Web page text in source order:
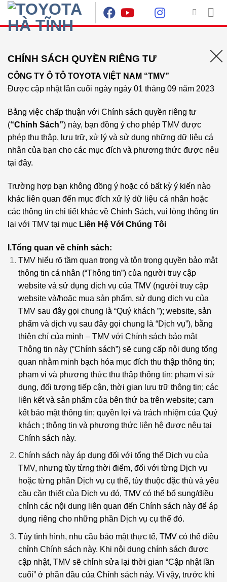
Skip
content
CHÍNH SÁCH QUYỀN RIÊNG TƯ
CÔNG TY Ô TÔ TOYOTA VIỆT NAM “TMV”
Được cập nhật lần cuối ngày ngày 01 tháng 09 năm 2023
Bằng việc chấp thuận với Chính sách quyền riêng tư
(“Chính Sách”) này, bạn đồng ý cho phép TMV được
phép thu thập, lưu trữ, xử lý và sử dụng những dữ liệu cá
nhân của bạn cho các mục đích và phương thức được nêu
tại đây.
Trường hợp bạn không đồng ý hoặc có bất kỳ ý kiến nào
khác liên quan đến mục đích xử lý dữ liệu cá nhân hoặc
các thông tin chi tiết khác về Chính Sách, vui lòng thông tin
lại với TMV tại mục Liên Hệ Với Chúng Tôi
I.Tổng quan về chính sách:
TMV hiểu rõ tầm quan trọng và tôn trọng quyền bảo mật
thông tin cá nhân (“Thông tin”) của người truy cập
website và sử dụng dịch vụ của TMV (người truy cập
website và/hoặc mua sản phẩm, sử dụng dịch vụ của
TMV sau đây gọi chung là “Quý khách ”); website, sản
phẩm và dịch vụ sau đây gọi chung là “Dịch vụ”), bằng
thiện chí của mình – TMV với Chính sách bảo mật
Thông tin này (“Chính sách”) sẽ cung cấp nội dung tổng
quan nhằm minh bạch hóa mục đích thu thập thông tin;
phạm vi và phương thức thu thập thông tin; phạm vi sử
dụng, đối tượng tiếp cận, thời gian lưu trữ thông tin; các
liên kết và sản phẩm của bên thứ ba trên website; cam
kết bảo mật thông tin; quyền lợi và trách nhiệm của Quý
khách ; thông tin và phương thức liên hệ được nêu tại
Chính sách này.
Chính sách này áp dụng đối với tổng thể Dịch vụ của
TMV, nhưng tùy từng thời điểm, đối với từng Dịch vụ
hoặc từng phần Dịch vụ cụ thể, tùy thuộc đặc thù và yêu
cầu cần thiết của Dịch vụ đó, TMV có thể bổ sung/điều
chỉnh các nội dung liên quan đến Chính sách này để áp
dụng riêng cho những phần Dịch vụ cụ thể đó.
Tùy tình hình, nhu cầu bảo mật thực tế, TMV có thể điều
chỉnh Chính sách này. Khi nội dung chính sách được
cập nhật, TMV sẽ chỉnh sửa lại thời gian “Cập nhật lần
cuối” ở phần đầu của Chính sách này. Vì vậy, trước khi